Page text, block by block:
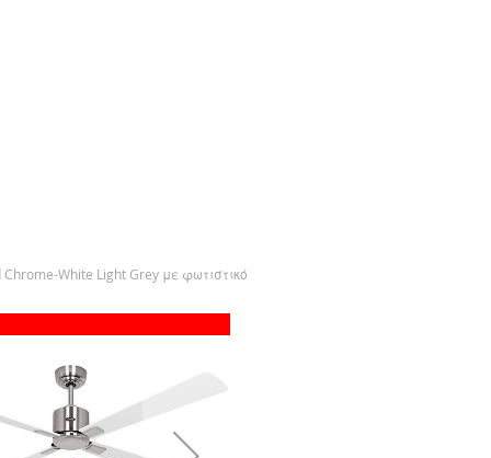
White Light Grey με φωτιστικό